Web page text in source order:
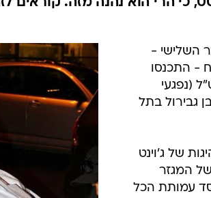
השלישי -
- התכנסו
(נפגעי
גבירול בתל
של ג'וינט
המגזר
עמותת הכל